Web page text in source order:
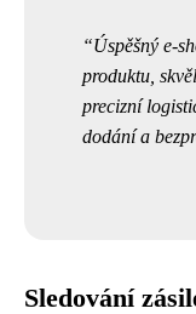
Úspěšný e-
produktu,
precizní
dodání a
Sledování